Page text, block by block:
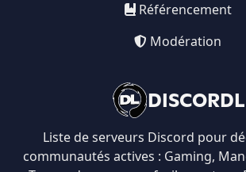
DISCORDL
Liste de serveurs Discord pour
communautés actives : Gaming,
Référencement
Modération